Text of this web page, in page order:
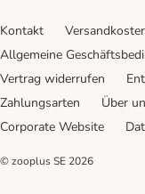
Kontakt
Allgemeine
Vertrag widerrufen
Zahlungsarten
Über
Corporate Website
© zooplus SE 2026